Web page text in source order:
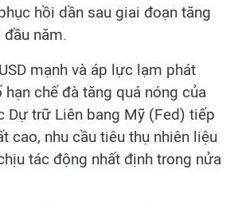
hồi dần sau giai đoạn tăng
năm.
mạnh và áp lực lạm phát
hạn chế đà tăng quá nóng của
Dự trữ Liên bang Mỹ (Fed) tiếp
cao, nhu cầu tiêu thụ nhiên liệu
tác động nhất định trong nửa